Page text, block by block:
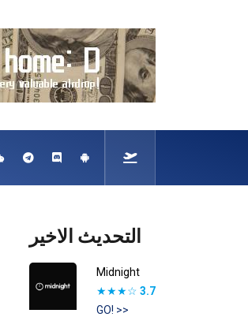
التحديث الاخير
Midnight
★★★☆ 3.7
GO! >>